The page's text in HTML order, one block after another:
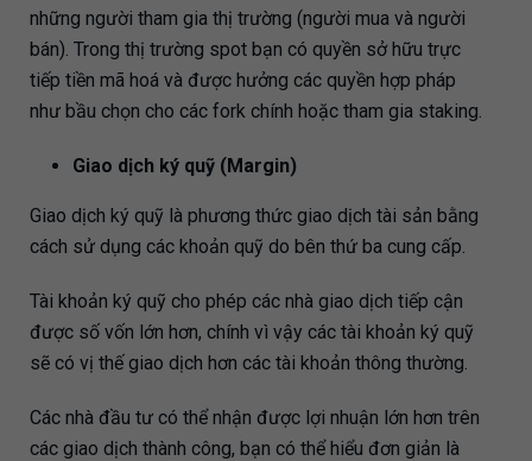
những người tham gia thị trường (người mua và người
bán). Trong thị trường spot bạn có quyền sở hữu trực
tiếp tiền mã hoá và được hưởng các quyền hợp pháp
như bầu chọn cho các fork chính hoặc tham gia staking.
Giao dịch ký quỹ (Margin)
Giao dịch ký quỹ là phương thức giao dịch tài sản bằng
cách sử dụng các khoản quỹ do bên thứ ba cung cấp.
Tài khoản ký quỹ cho phép các nhà giao dịch tiếp cận
được số vốn lớn hơn, chính vì vậy các tài khoản ký quỹ
sẽ có vị thế giao dịch hơn các tài khoản thông thường.
Các nhà đầu tư có thể nhận được lợi nhuận lớn hơn trên
các giao dịch thành công, bạn có thể hiểu đơn giản là